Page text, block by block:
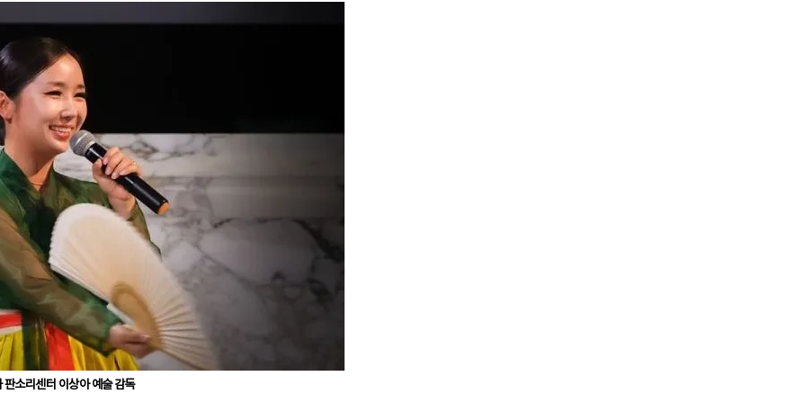
판소리센터 이상아 예술 감독